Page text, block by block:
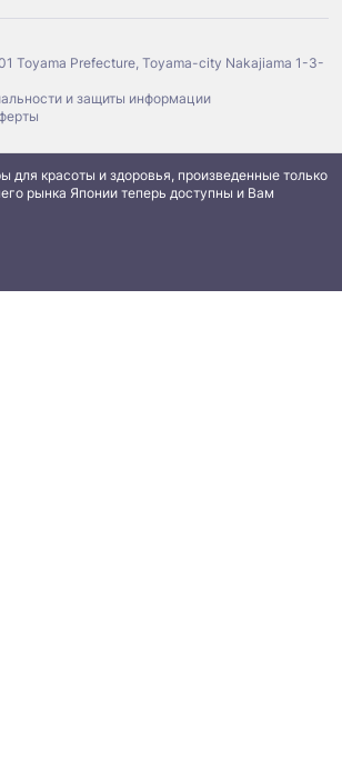
Toyama Prefecture, Toyama-city Nakajiama 1-3-
и защиты информации
для красоты и здоровья, произведенные только
рынка Японии теперь доступны и Вам